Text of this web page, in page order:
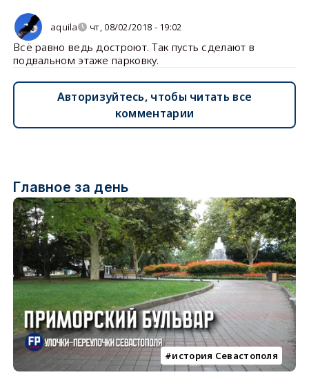
aquila чт, 08/02/2018 - 19:02
Всё равно ведь достроют. Так пусть сделают в
подвальном этаже парковку.
Авторизуйтесь, чтобы читать все
комментарии
Главное за день
история Севастополя